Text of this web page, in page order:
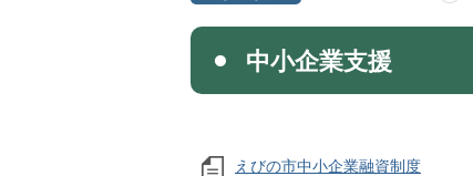
中小企業支援
えびの市中小企業融資制度